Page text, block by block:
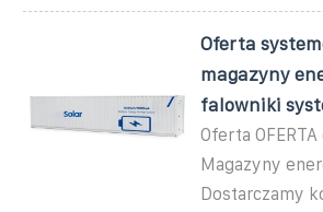
Oferta
magazyny
falowniki
Oferta
Magazyny
Dostarczamy